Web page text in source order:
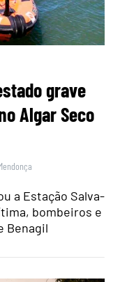
grave
Algar Seco
a Estação Salva-
bombeiros e
Benagil